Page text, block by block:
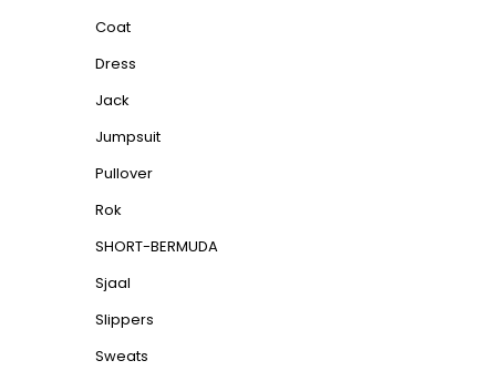
Coat
Dress
Jack
Jumpsuit
Pullover
Rok
SHORT-BERMUDA
Sjaal
Slippers
Sweats